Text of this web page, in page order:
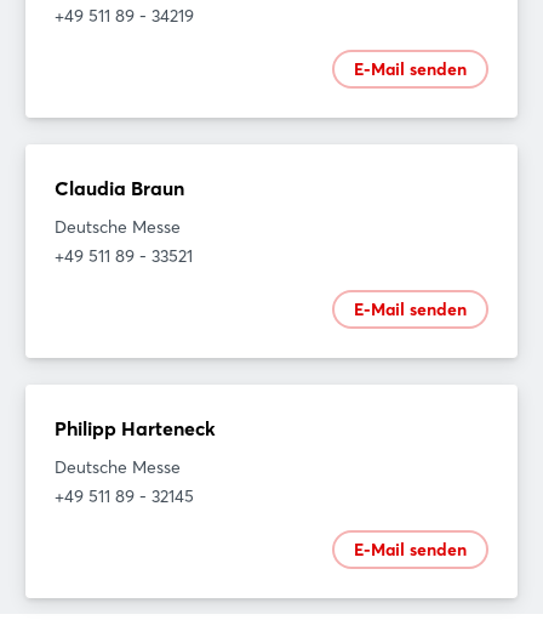
+49 511 89 - 34219
E-Mail senden
Claudia Braun
Deutsche Messe
+49 511 89 - 33521
E-Mail senden
Philipp Harteneck
Deutsche Messe
+49 511 89 - 32145
E-Mail senden